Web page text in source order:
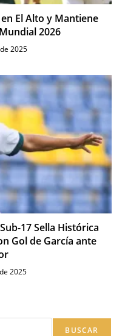
El Alto y Mantiene
2026
2025
17 Sella Histórica
Gol de García ante
2025
BUSCAR